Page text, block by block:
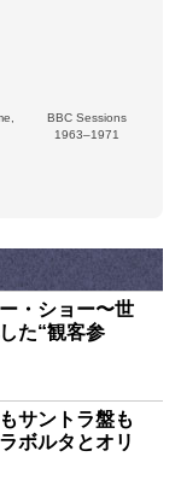
BBC Sessions
1963–1971
・ショー〜世
た“観客参
サントラ盤も
ボルタとオリ